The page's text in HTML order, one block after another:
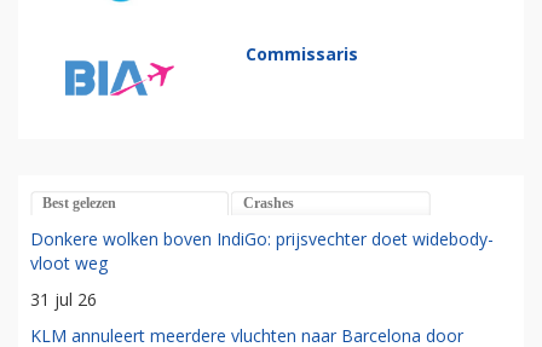
Commissaris
Best gelezen Crashes
Donkere wolken boven IndiGo: prijsvechter doet widebody-
vloot weg
31 jul 26
KLM annuleert meerdere vluchten naar Barcelona door